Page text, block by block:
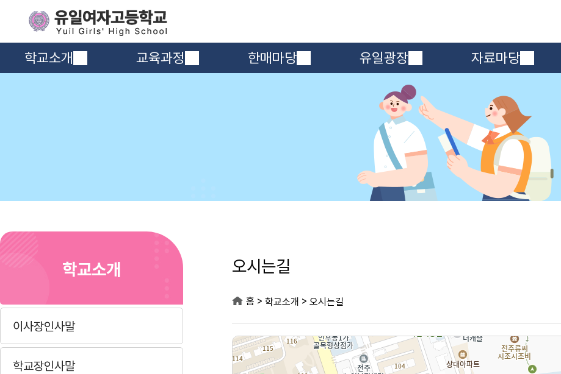
학교소개 교육과정 한매마당 유일광장 자료마당
학교소개
이사장인사말
학교장인사말
오시는길
홈 > 학교소개 > 오시는길